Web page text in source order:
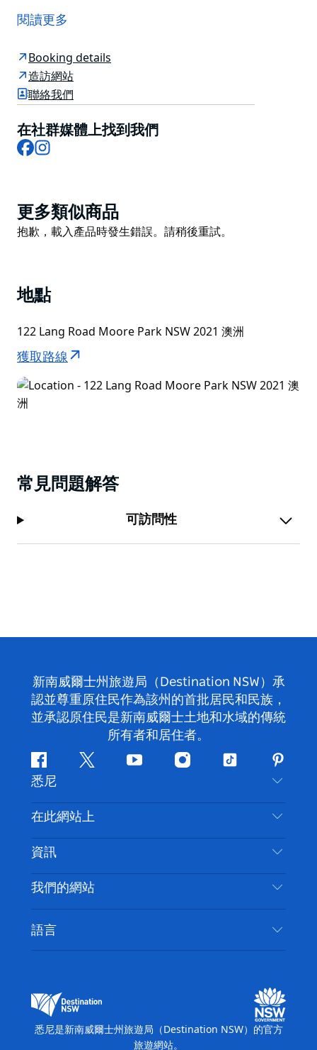
館。
Rando Sandos 的快閃夥伴還為您提供美味的食物。
Strike Entertainment Quarter 擁有八條保齡球道、價
值百萬美元的雷射槍戰競技場和私人卡拉 OK 室，可滿足
閱讀更多
Booking details
造訪網站
聯絡我們
在社群媒體上找到我們
Facebook
Product
List
更多類似商品
Product
抱歉，載入產品時發生錯誤。請稍後重試。
地點
122 Lang Road Moore Park NSW 2021 澳洲
獲取路線
常見問題解答
可訪問性
新南威爾士州旅遊局（Destination NSW）承
認並尊重原住民作為該州的首批居民和民族，
並承認原住民是新南威爾士土地和水域的傳統
所有者和居住者。
Facebook嘰
喳
喳
Youtube Instagram
抖
悉尼
聯絡我們
免責聲明
隱私
Cookie 通知
在此網站上
目的地
要做的事情
新南威爾斯州公路旅行
活動
住宿
資訊
旅行資訊
無障礙悉尼
列出您的業務
我們的網站
新南威爾士州旅遊局（Destination NSW）媒體中
心
語言
悉尼是新南威爾士州旅遊局（Destination NSW）的官方
旅遊網站。